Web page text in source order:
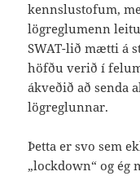
kennslustofum,
lögreglumenn
SWAT-lið mætti á
höfðu verið í
ákveðið að senda
lögreglunnar.
Þetta er svo sem
„lockdown“ og